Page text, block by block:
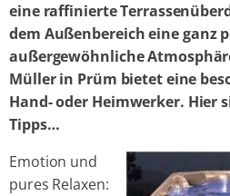
eine raffinierte
dem Außenbereich eine ganz
außergewöhnliche
Müller in Prüm bietet eine
Hand- oder Heimwerker. Hier
Tipps…
Emotion und
pures Relaxen: